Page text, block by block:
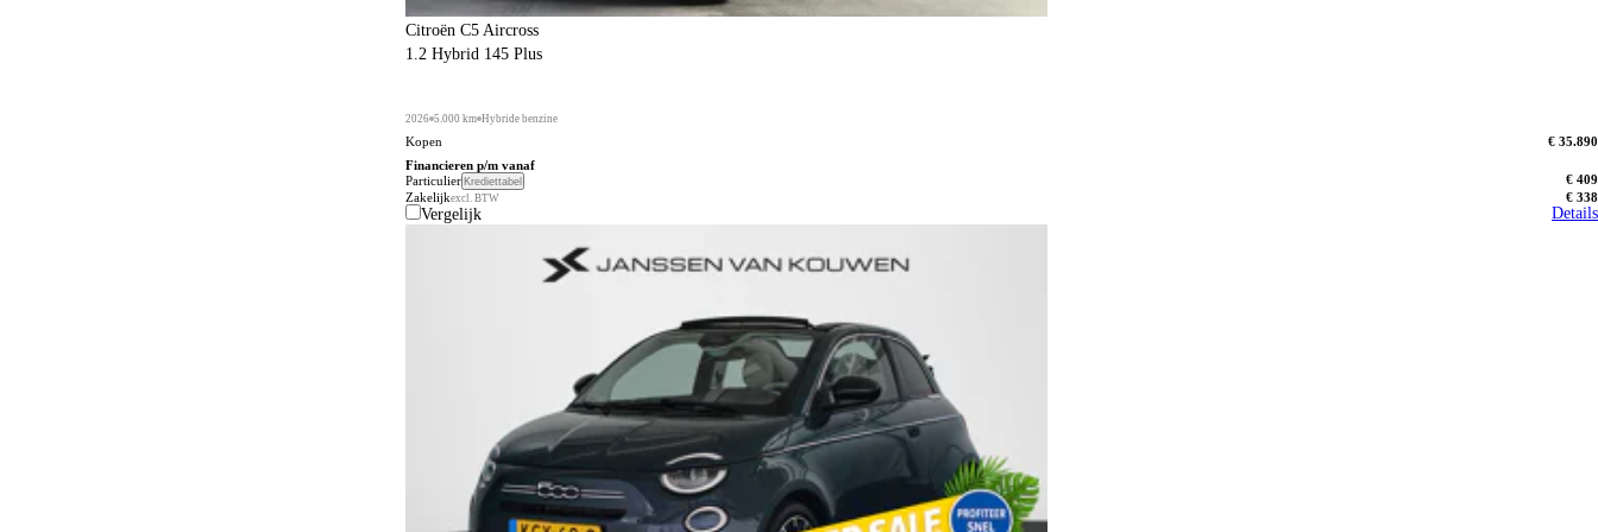
Citroën C5 Aircross
1.2 Hybrid 145 Plus
2026 5.000 km Hybride benzine
Kopen
€ 35.890
Financieren p/m vanaf
ParticulierKrediettabel
€ 409
Zakelijkexcl. BTW € 338
Vergelijk Details